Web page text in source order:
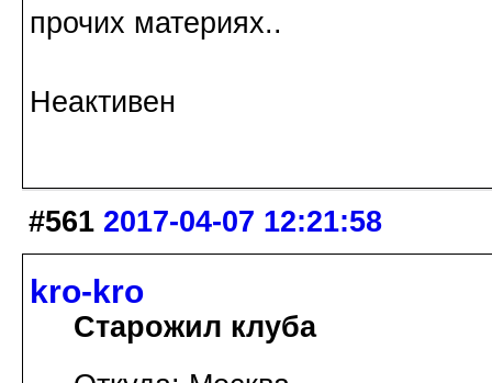
прочих материях..
Неактивен
#561 2017-04-07 12:21:58
kro-kro
Старожил клуба